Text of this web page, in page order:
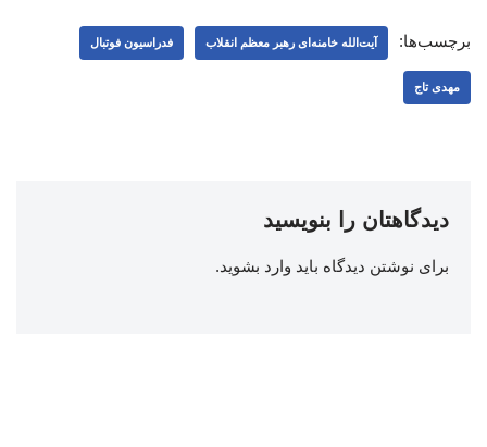
برچسب‌ها: آیت‌الله خامنه‌ای رهبر معظم انقلاب فدراسیون فوتبال
مهدی تاج
دیدگاهتان را بنویسید
برای نوشتن دیدگاه باید وارد بشوید.